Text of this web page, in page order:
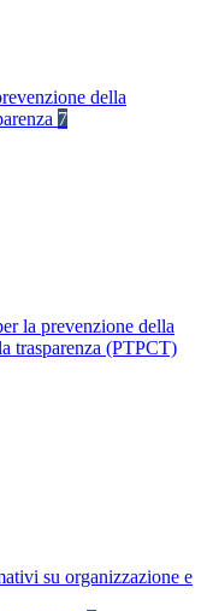
della
7
la prevenzione della
trasparenza (PTPCT)
su organizzazione e